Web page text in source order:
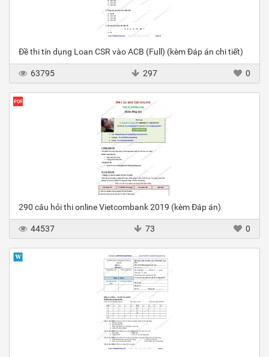
Đề thi tín dụng Loan CSR vào ACB (Full) (kèm Đáp án chi tiết)
63795 297 0
290 câu hỏi thi online Vietcombank 2019 (kèm Đáp án)
44537 73 0